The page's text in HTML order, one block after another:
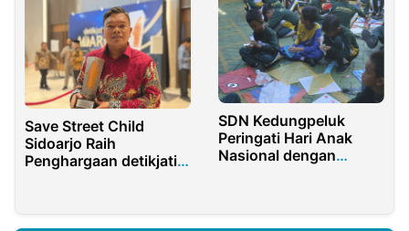
Save Street Child
Sidoarjo Raih
Penghargaan detikjatim
SDN Kedungpeluk
Peringati Hari Anak
Nasional dengan